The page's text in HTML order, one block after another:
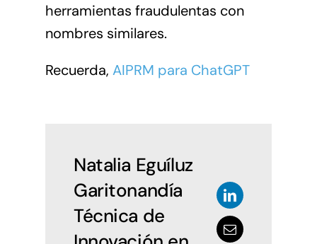
herramientas fraudulentas con
nombres similares.
Recuerda, AIPRM para ChatGPT
Natalia Eguíluz
Garitonandía
Técnica de